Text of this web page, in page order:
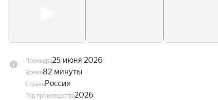
Премьера25 июня 2026
Время82 минуты
СтранаРоссия
Год производства2026